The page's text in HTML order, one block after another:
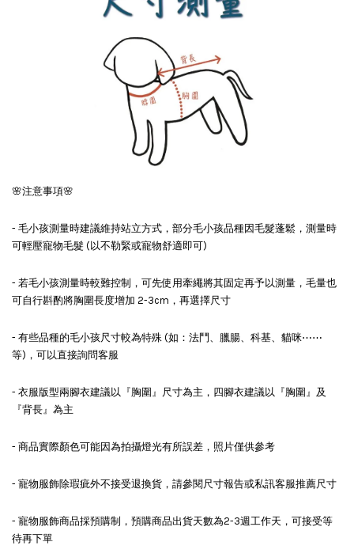
🌸注意事項🌸
- 毛小孩測量時建議維持站立方式，部分毛小孩品種因毛髮蓬鬆，測量時
可輕壓寵物毛髮 (以不勒緊或寵物舒適即可)
- 若毛小孩測量時較難控制，可先使用牽繩將其固定再予以測量，毛量也
可自行斟酌將胸圍長度增加 2-3cm，再選擇尺寸
- 有些品種的毛小孩尺寸較為特殊 (如：法鬥、臘腸、科基、貓咪⋯⋯
等)，可以直接詢問客服
- 衣服版型兩腳衣建議以『胸圍』尺寸為主，四腳衣建議以『胸圍』及
『背長』為主
- 商品實際顏色可能因為拍攝燈光有所誤差，照片僅供參考
- 寵物服飾除瑕疵外不接受退換貨，請參閱尺寸報告或私訊客服推薦尺寸
- 寵物服飾商品採預購制，預購商品出貨天數為2-3週工作天，可接受等
待再下單